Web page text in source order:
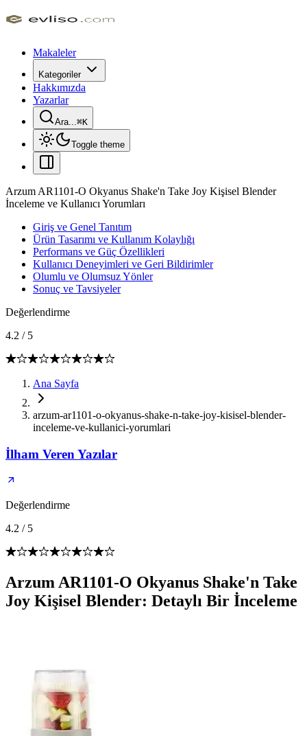
Makaleler
Kategoriler
Hakkımızda
Yazarlar
Ara...⌘K
Toggle theme
Arzum AR1101-O Okyanus Shake'n Take Joy Kişisel Blender
İnceleme ve Kullanıcı Yorumları
Giriş ve Genel Tanıtım
Ürün Tasarımı ve Kullanım Kolaylığı
Performans ve Güç Özellikleri
Kullanıcı Deneyimleri ve Geri Bildirimler
Olumlu ve Olumsuz Yönler
Sonuç ve Tavsiyeler
Değerlendirme
4.2 / 5
Ana Sayfa
arzum-ar1101-o-okyanus-shake-n-take-joy-kisisel-blender-
inceleme-ve-kullanici-yorumlari
İlham Veren Yazılar
Değerlendirme
4.2 / 5
Arzum AR1101-O Okyanus Shake'n Take
Joy Kişisel Blender: Detaylı Bir İnceleme